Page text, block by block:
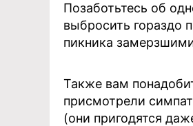
Позаботьтесь об
выбросить гораздо
пикника
Также вам
присмотрели
(они пригодятся